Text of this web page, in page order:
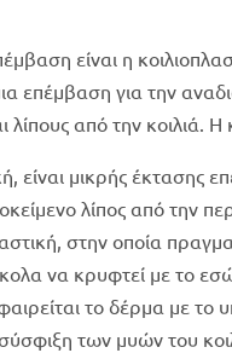
είναι η
επέμβαση για την
λίπους από την κοιλιά.
είναι μικρής έκτασης
λίπος από την
στην οποία
να κρυφτεί με το
το δέρμα με
των μυών του